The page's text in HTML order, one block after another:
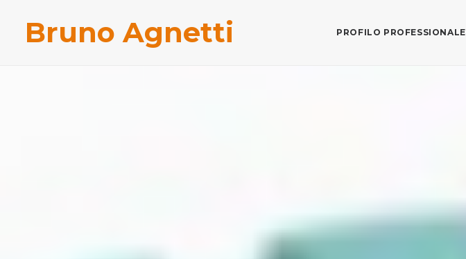
Bruno Agnetti PROFILO PROFESSIONALE